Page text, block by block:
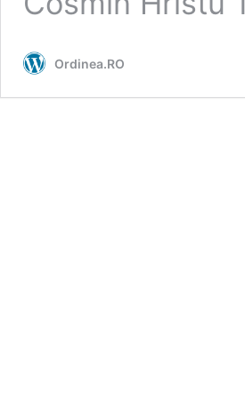
Ordinea.RO